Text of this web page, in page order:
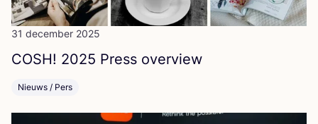
31 december 2025
COSH! 2025 Press overview
Nieuws / Pers